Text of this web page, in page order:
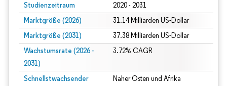
Studienzeitraum 2020 - 2031
Marktgröße (2026) 31.14 Milliarden US-Dollar
Marktgröße (2031) 37.38 Milliarden US-Dollar
Wachstumsrate (2026 -
2031)
3.72% CAGR
Schnellstwachsender
Naher Osten und Afrika